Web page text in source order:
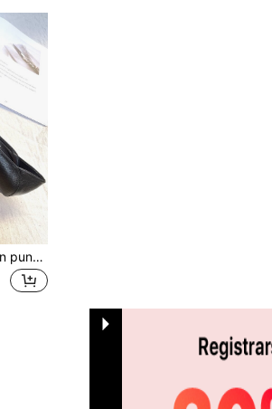
Tacones de tobillo con puntera en punta, decorados con perlas falsas y tacón grueso, tacones de aguja negros para fiesta con detalle de lazo y correa de tobillo de unicolor para mujer, tacones de gatito, elegantes